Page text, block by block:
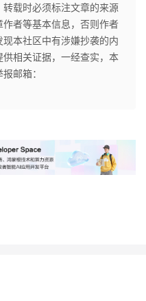
载时必须标注文章的来源
作者等基本信息，否则作者
本社区中有涉嫌抄袭的内
相关证据，一经查实，本
邮箱：